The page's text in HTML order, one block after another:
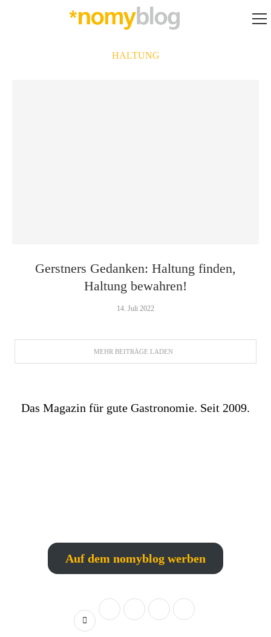
HALTUNG
Gerstners Gedanken: Haltung finden,
Haltung bewahren!
14. Juli 2022
MEHR BEITRÄGE LADEN
Das Magazin für gute Gastronomie. Seit 2009.
Auf dem nomyblog werben